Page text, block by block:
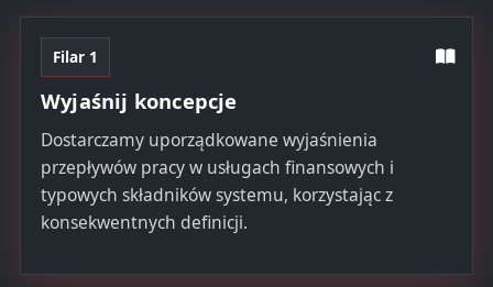
Filar 1
Wyjaśnij koncepcje
Dostarczamy uporządkowane wyjaśnienia
przepływów pracy w usługach finansowych i
typowych składników systemu, korzystając z
konsekwentnych definicji.